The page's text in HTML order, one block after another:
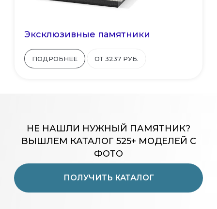
Эксклюзивные памятники
ПОДРОБНЕЕ ОТ 3237 РУБ.
ПОЛУЧИТЬ КАТАЛОГ
НЕ НАШЛИ НУЖНЫЙ ПАМЯТНИК?
ВЫШЛЕМ КАТАЛОГ 525+ МОДЕЛЕЙ С
ФОТО